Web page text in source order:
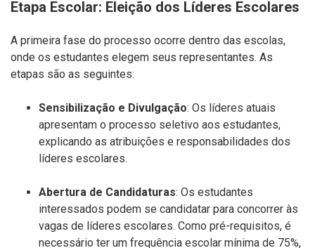
Etapa Escolar: Eleição dos Líderes Escolares
A primeira fase do processo ocorre dentro das escolas,
onde os estudantes elegem seus representantes. As
etapas são as seguintes:
Sensibilização e Divulgação: Os líderes atuais
apresentam o processo seletivo aos estudantes,
explicando as atribuições e responsabilidades dos
líderes escolares.
Abertura de Candidaturas: Os estudantes
interessados podem se candidatar para concorrer às
vagas de líderes escolares. Como pré-requisitos, é
necessário ter um frequência escolar mínima de 75%,